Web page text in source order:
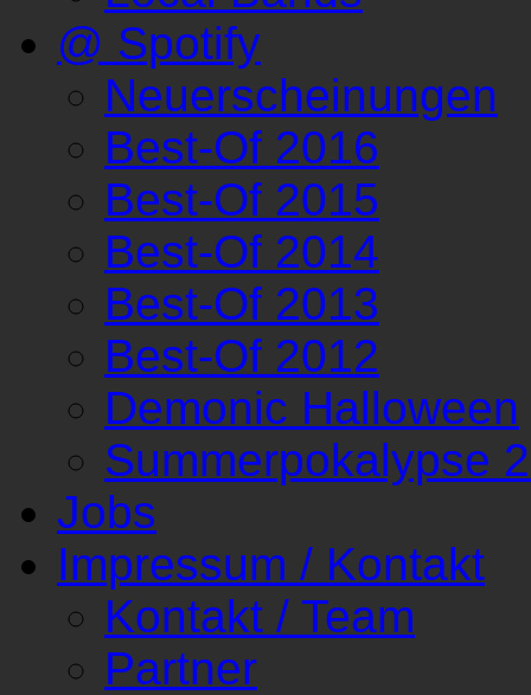
@ Spotify
Neuerscheinungen
Best-Of 2016
Best-Of 2015
Best-Of 2014
Best-Of 2013
Best-Of 2012
Demonic Halloween
Summerpokalypse
Jobs
Impressum / Kontakt
Kontakt / Team
Partner